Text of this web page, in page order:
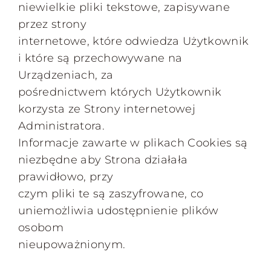
niewielkie pliki tekstowe, zapisywane
przez strony
internetowe, które odwiedza Użytkownik
i które są przechowywane na
Urządzeniach, za
pośrednictwem których Użytkownik
korzysta ze Strony internetowej
Administratora.
Informacje zawarte w plikach Cookies są
niezbędne aby Strona działała
prawidłowo, przy
czym pliki te są zaszyfrowane, co
uniemożliwia udostępnienie plików
osobom
nieupoważnionym.